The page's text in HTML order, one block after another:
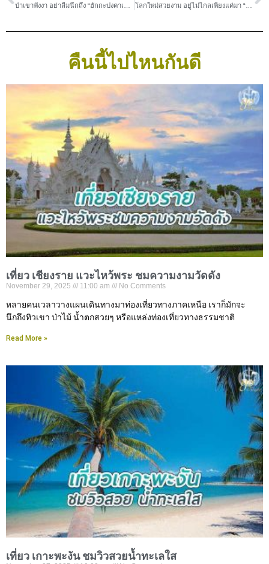
โลกใหม่สวยงาม อยู่ไม่ไกลเพียงแค่มา “Agrabah Café”
คืนนี้ไปไหนกันดี
เที่ยว เชียงราย แวะไหว้พระ ชมความงามวัดดัง
November 29, 2025 11:00 am No Comments
หลายคนเวลาวางแผนเดินทางมาท่องเที่ยวทางภาคเหนือ เราก็มักจะ
นึกถึงทิวเขา ป่าไม้ น้ำตกสวยๆ หรือแหล่งท่องเที่ยวทางธรรมชาติ
Read More »
เที่ยว เกาะพะงัน ชมวิวสวยน้ำทะเลใส